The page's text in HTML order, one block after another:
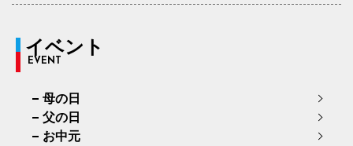
イベント
EVENT
母の日
父の日
お中元